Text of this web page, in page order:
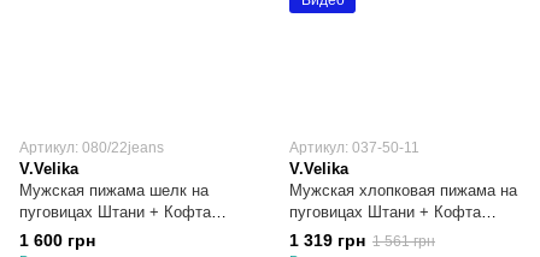
Артикул: 080/22jeans
V.Velika
Мужская пижама шелк на
пуговицах Штани + Кофта
Джинс S
1 600 грн
Артикул: 037-50-11
V.Velika
Мужская хлопковая пижама на
пуговицах Штани + Кофта
Клеточка Красная с Жёлтым S
1 319 грн 1 561 грн